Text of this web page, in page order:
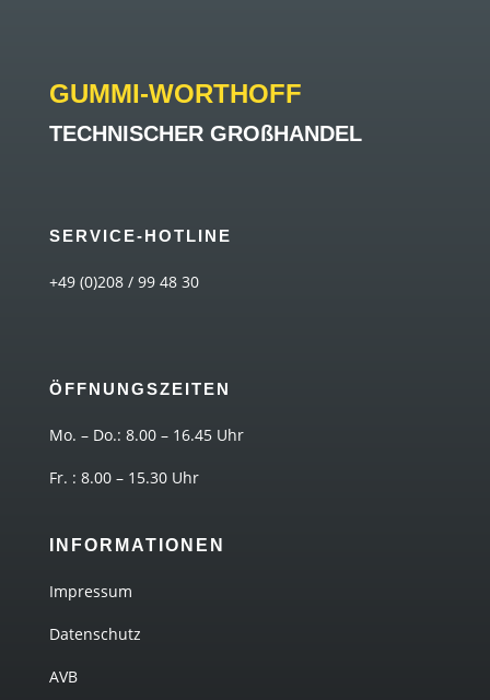
GUMMI-WORTHOFF
TECHNISCHER GROßHANDEL
SERVICE-HOTLINE
+49 (0)208 / 99 48 30
ÖFFNUNGSZEITEN
Mo. – Do.: 8.00 – 16.45 Uhr
Fr. : 8.00 – 15.30 Uhr
INFORMATIONEN
Impressum
Datenschutz
AVB